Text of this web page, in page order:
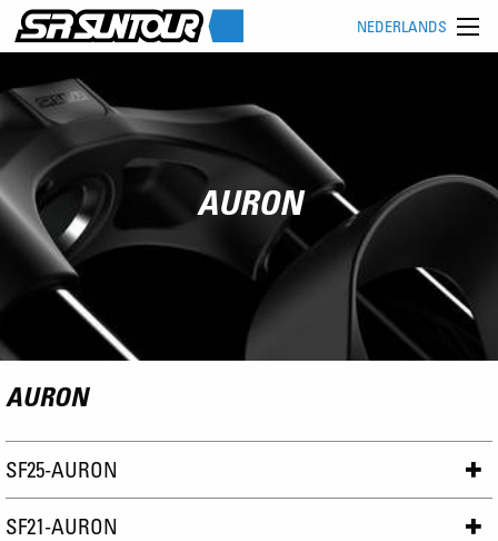
NEDERLANDS
AURON
AURON
SF25-AURON
SF21-AURON